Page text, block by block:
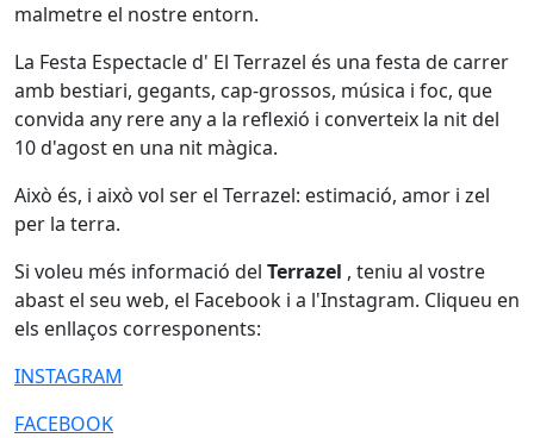
malmetre el nostre entorn.
La Festa Espectacle d' El Terrazel és una festa de carrer
amb bestiari, gegants, cap-grossos, música i foc, que
convida any rere any a la reflexió i converteix la nit del
10 d'agost en una nit màgica.
Això és, i això vol ser el Terrazel: estimació, amor i zel
per la terra.
Si voleu més informació del Terrazel , teniu al vostre
abast el seu web, el Facebook i a l'Instagram. Cliqueu en
els enllaços corresponents:
INSTAGRAM
FACEBOOK